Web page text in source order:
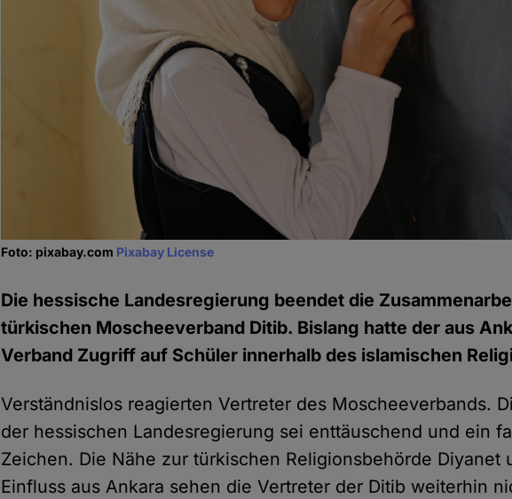
Foto: pixabay.com Pixabay License
Die hessische Landesregierung beendet die
türkischen Moscheeverband Ditib. Bislang hatte der aus
Verband Zugriff auf Schüler innerhalb des islamischen
Verständnislos reagierten Vertreter des Moscheeverbands.
der hessischen Landesregierung sei enttäuschend und ein
Zeichen. Die Nähe zur türkischen Religionsbehörde Diyanet
Einfluss aus Ankara sehen die Vertreter der Ditib weiterhin